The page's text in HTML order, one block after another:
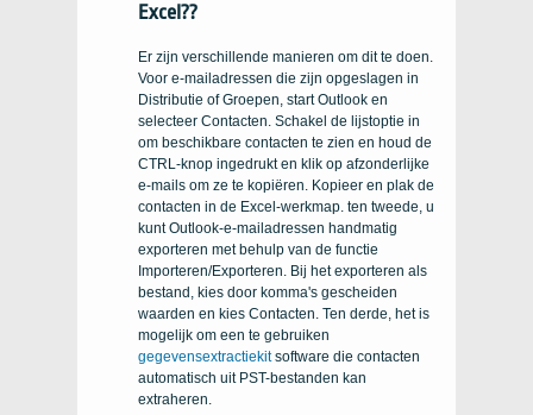
Excel??
Er zijn verschillende manieren om dit te doen.
Voor e-mailadressen die zijn opgeslagen in
Distributie of Groepen, start Outlook en
selecteer Contacten. Schakel de lijstoptie in
om beschikbare contacten te zien en houd de
CTRL-knop ingedrukt en klik op afzonderlijke
e-mails om ze te kopiëren. Kopieer en plak de
contacten in de Excel-werkmap. ten tweede, u
kunt Outlook-e-mailadressen handmatig
exporteren met behulp van de functie
Importeren/Exporteren. Bij het exporteren als
bestand, kies door komma's gescheiden
waarden en kies Contacten. Ten derde, het is
mogelijk om een ​​te gebruiken
gegevensextractiekitsoftware die contacten
automatisch uit PST-bestanden kan
extraheren.